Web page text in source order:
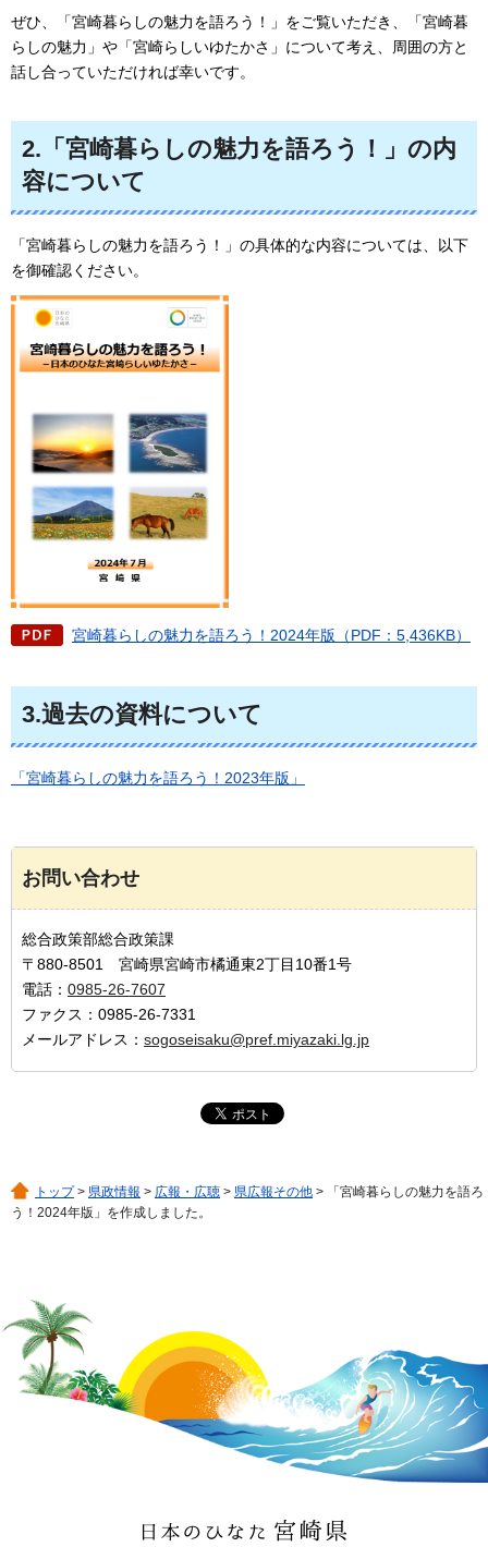
ぜひ、「宮崎暮らしの魅力を語ろう！」をご覧いただき、「宮崎暮
らしの魅力」や「宮崎らしいゆたかさ」について考え、周囲の方と
話し合っていただければ幸いです。
2.「宮崎暮らしの魅力を語ろう！」の内
容について
「宮崎暮らしの魅力を語ろう！」の具体的な内容については、以下
を御確認ください。
宮崎暮らしの魅力を語ろう！2024年版（PDF：5,436KB）
3.過去の資料について
「宮崎暮らしの魅力を語ろう！2023年版」
お問い合わせ
総合政策部総合政策課
〒880-8501 宮崎県宮崎市橘通東2丁目10番1号
電話： 0985-26-7607
ファクス：0985-26-7331
メールアドレス： sogoseisaku@pref.miyazaki.lg.jp
トップ> 県政情報 > 広報・広聴 > 県広報その他 > 「宮崎暮らしの魅力を語ろ
う！2024年版」を作成しました。
日本のひなた 宮崎県